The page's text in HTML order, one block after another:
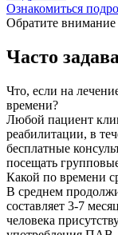
Ознакомиться
Обратите внимание
Часто
Что, если на
времени?
Любой пациент
реабилитации, в
бесплатные
посещать
Какой по времени
В среднем
составляет 3-7
человека